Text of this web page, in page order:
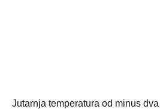
Jutarnja temperatura od minus